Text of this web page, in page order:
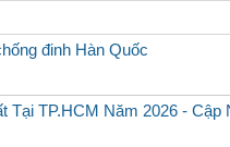
đinh Hàn Quốc
Tại TP.HCM Năm 2026 - Cập